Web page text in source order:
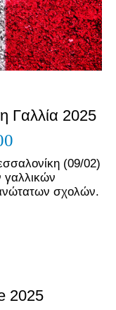
Γαλλία 2025
(09/02)
σχολών.
2025